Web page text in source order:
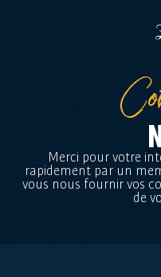
Merci pour votre
rapidement par un
vous nous fournir vos
de